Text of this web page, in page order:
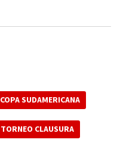
COPA SUDAMERICANA
TORNEO CLAUSURA